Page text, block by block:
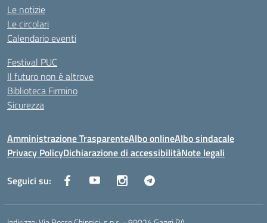
Le notizie
Le circolari
Calendario eventi
Festival PUC
Il futuro non è altrove
Biblioteca Firmino
Sicurezza
Amministrazione TrasparenteAlbo onlineAlbo sindacale
Privacy PolicyDichiarazione di accessibilitàNote legali
Seguici su: